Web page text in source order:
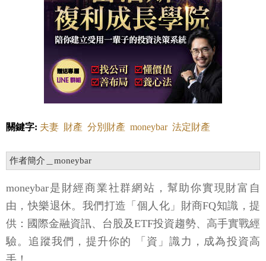
關鍵字: 夫妻 財產 分別財產 moneybar 法定財產
作者簡介＿moneybar
moneybar是財經商業社群網站，幫助你實現財富自
由，快樂退休。我們打造「個人化」財商FQ知識，提
供：國際金融資訊、台股及ETF投資趨勢、高手實戰經
驗。追蹤我們，提升你的 「資」識力，成為投資高